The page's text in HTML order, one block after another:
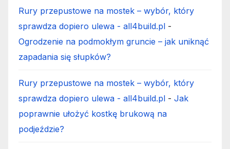
Rury przepustowe na mostek – wybór, który
sprawdza dopiero ulewa - all4build.pl -
Ogrodzenie na podmokłym gruncie – jak uniknąć
zapadania się słupków?
Rury przepustowe na mostek – wybór, który
sprawdza dopiero ulewa - all4build.pl - Jak
poprawnie ułożyć kostkę brukową na
podjeździe?